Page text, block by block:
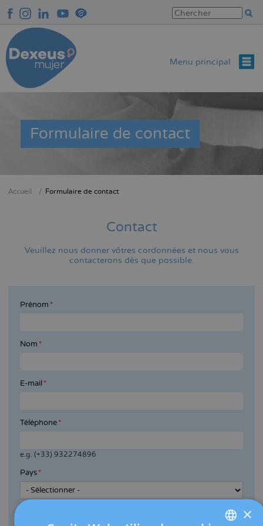
au
contenu
principal
Menu principal
Formulaire de contact
Accueil Formulaire de contact
Contact
Veuillez nous donner vôtres cordonnées et nous vous
contacterons dès que possible.
Prénom
Nom
E-mail
Téléphone
e.g. (+33) 932274896
Pays
×